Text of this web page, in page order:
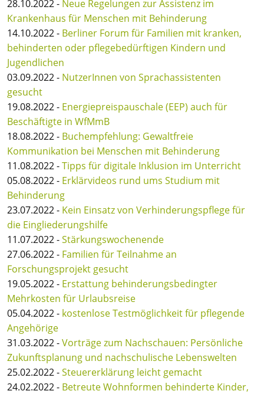
28.10.2022 - Neue Regelungen zur Assistenz im
Krankenhaus für Menschen mit Behinderung
14.10.2022 - Berliner Forum für Familien mit kranken,
behinderten oder pflegebedürftigen Kindern und
Jugendlichen
03.09.2022 - NutzerInnen von Sprachassistenten
gesucht
19.08.2022 - Energiepreispauschale (EEP) auch für
Beschäftigte in WfMmB
18.08.2022 - Buchempfehlung: Gewaltfreie
Kommunikation bei Menschen mit Behinderung
11.08.2022 -Tipps für digitale Inklusion im Unterricht
05.08.2022 - Erklärvideos rund ums Studium mit
Behinderung
23.07.2022 - Kein Einsatz von Verhinderungspflege für
die Eingliederungshilfe
11.07.2022 -Stärkungswochenende
27.06.2022 - Familien für Teilnahme an
Forschungsprojekt gesucht
19.05.2022 - Erstattung behinderungsbedingter
Mehrkosten für Urlaubsreise
05.04.2022 - kostenlose Testmöglichkeit für pflegende
Angehörige
31.03.2022 -Vorträge zum Nachschauen: Persönliche
Zukunftsplanung und nachschulische Lebenswelten
25.02.2022 -Steuererklärung leicht gemacht
24.02.2022 - Betreute Wohnformen behinderte Kinder,